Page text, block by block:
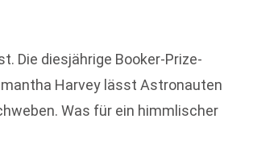
Die diesjährige Booker-Prize-
Harvey lässt Astronauten
Was für ein himmlischer